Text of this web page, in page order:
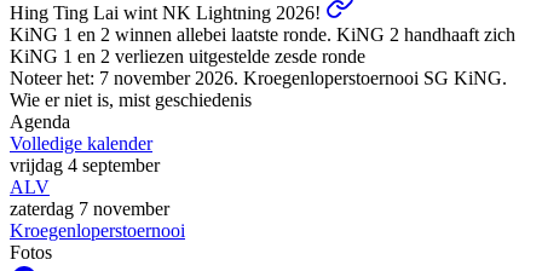
Hing Ting Lai wint NK Lightning 2026!
KiNG 1 en 2 winnen allebei laatste ronde. KiNG 2 handhaaft zich
KiNG 1 en 2 verliezen uitgestelde zesde ronde
Noteer het: 7 november 2026. Kroegenloperstoernooi SG KiNG.
Wie er niet is, mist geschiedenis
Agenda
Volledige kalender
vrijdag 4 september
ALV
zaterdag 7 november
Kroegenloperstoernooi
Fotos